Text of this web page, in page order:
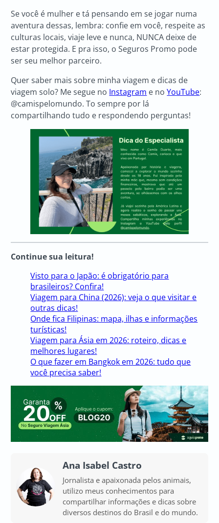
Se você é mulher e tá pensando em se jogar numa
aventura dessas, lembra: confie em você, respeite as
culturas locais, viaje leve e nunca, NUNCA deixe de
estar protegida. E pra isso, o Seguros Promo pode
ser seu melhor parceiro.
Quer saber mais sobre minha viagem e dicas de
viagem solo? Me segue no Instagram e noYouTube:
@camispelomundo. To sempre por lá
compartilhando tudo e respondendo perguntas!
Continue sua leitura!
Visto para o Japão: é obrigatório para
brasileiros? Confira!
Viagem para China (2026): veja o que visitar e
outras dicas!
Onde fica Filipinas: mapa, ilhas e informações
turísticas!
Viagem para Ásia em 2026: roteiro, dicas e
melhores lugares!
O que fazer em Bangkok em 2026: tudo que
você precisa saber!
Ana Isabel Castro
Jornalista e apaixonada pelos animais,
utilizo meus conhecimentos para
compartilhar informações e dicas sobre
diversos destinos do Brasil e do mundo.